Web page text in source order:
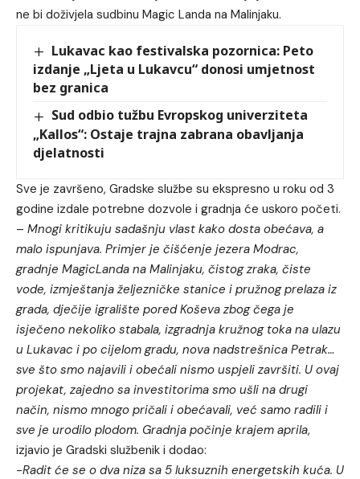
ne bi doživjela sudbinu Magic Landa na Malinjaku.
Lukavac kao festivalska pozornica: Peto
izdanje „Ljeta u Lukavcu“ donosi umjetnost
bez granica
Sud odbio tužbu Evropskog univerziteta
„Kallos“: Ostaje trajna zabrana obavljanja
djelatnosti
Sve je završeno, Gradske službe su ekspresno u roku od 3
godine izdale potrebne dozvole i gradnja će uskoro početi.
– Mnogi kritikuju sadašnju vlast kako dosta obećava, a
malo ispunjava. Primjer je čišćenje jezera Modrac,
gradnje MagicLanda na Malinjaku, čistog zraka, čiste
vode, izmještanja željezničke stanice i pružnog prelaza iz
grada, dječije igralište pored Koševa zbog čega je
isječeno nekoliko stabala, izgradnja kružnog toka na ulazu
u Lukavac i po cijelom gradu, nova nadstrešnica Petrak…
sve što smo najavili i obećali nismo uspjeli završiti. U ovaj
projekat, zajedno sa investitorima smo ušli na drugi
način, nismo mnogo pričali i obećavali, već samo radili i
sve je urodilo plodom. Gradnja počinje krajem aprila,
izjavio je Gradski službenik i dodao:
-Radit će se o dva niza sa 5 luksuznih energetskih kuća. U